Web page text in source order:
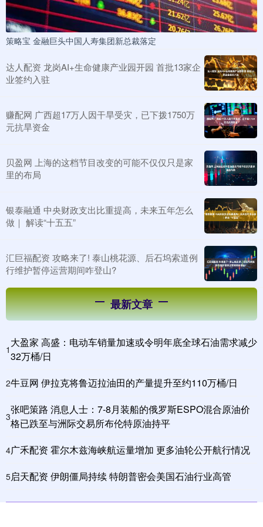
策略宝 金融巨头中国人寿集团新总裁落定
达人配资 龙岗AI+生命健康产业园开园 首批13家企
业签约入驻
赚配网 广西超17万人因干旱受灾，已下拨1750万
元抗旱资金
贝盈网 上海的这档节目改变的可能不仅仅只是家
里的布局
银泰融通 中央财政支出比重提高，未来五年怎么
做｜ 解读“十五五”
汇巨福配资 攻略来了! 泰山桃花源、后石坞索道例
行维护暂停运营期间咋登山?
最新文章
1
大盈家 高盛：电动车销量加速或令明年底全球石油需求减少
32万桶/日
2牛豆网 伊拉克将鲁迈拉油田的产量提升至约110万桶/日
3
张吧策路 消息人士：7-8月装船的俄罗斯ESPO混合原油价
格已跌至与洲际交易所布伦特原油持平
4广禾配资 霍尔木兹海峡航运量增加 更多油轮公开航行情况
5启天配资 伊朗僵局持续 特朗普密会美国石油行业高管